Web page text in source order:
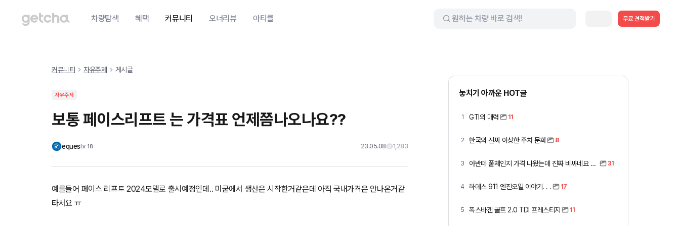
차량탐색 혜택 커뮤니티 오너리뷰 아티클 무료 견적받기
커뮤니티 자유주제 게시글
자유주제
보통 페이스리프트 는 가격표 언제쯤나오나요??
equesLv 18 23.05.08 1,283
예를들어 페이스 리프트 2024모델로 출시예정인데.. 미굳에서 생산은 시작한거같은데 아직 국내가격은 안나온거같
타서요 ㅠ
놓치기 아까운 HOT글
1 GTI의 매력 11
2 한국의 진짜 이상한 주차 문화 8
3 아반떼 풀체인지 가격 나왔는데 진짜 비싸네요 ㅎㅎ 31
4 하데스 911 엔진오일 이야기. . . 17
5 폭스바겐 골프 2.0 TDI 프레스티지 11